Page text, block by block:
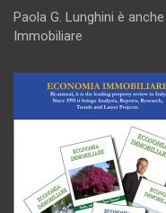
Paola G. Lunghini è
Immobiliare